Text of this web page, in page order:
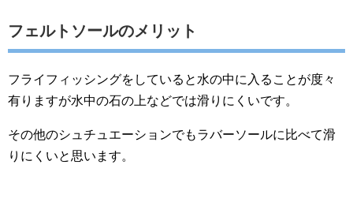
フェルトソールのメリット
フライフィッシングをしていると水の中に入ることが度々
有りますが水中の石の上などでは滑りにくいです。
その他のシュチュエーションでもラバーソールに比べて滑
りにくいと思います。